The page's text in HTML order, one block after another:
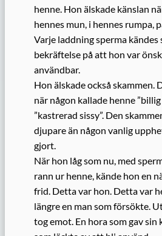
henne. Hon älskade känslan
hennes mun, i hennes rumpa,
Varje laddning sperma kändes
bekräftelse på att hon var
användbar.
Hon älskade också skammen.
när någon kallade henne
”kastrerad sissy”. Den
djupare än någon vanlig
gjort.
När hon låg som nu, med
rann ur henne, kände hon en
frid. Detta var hon. Detta var
längre en man som försökte.
tog emot. En hora som gav sin